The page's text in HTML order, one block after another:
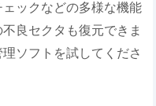
ックなどの多様な機能
良セクタも復元できま
ソフトを試してくださ